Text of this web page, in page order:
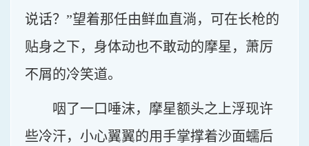
说话？”望着那任由鲜血直淌，可在长枪的
贴身之下，身体动也不敢动的摩星，萧厉
不屑的冷笑道。
咽了一口唾沫，摩星额头之上浮现许
些冷汗，小心翼翼的用手掌撑着沙面蠕后